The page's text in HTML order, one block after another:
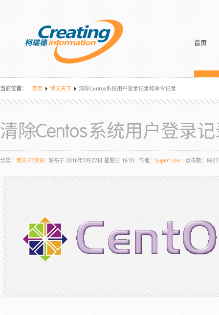
首页
当前位置： 首页 博文天下 清除Centos系统用户登录记录和命令记录
清除Centos系统用户登录
分类： 博文-IT资讯 发布于 2016年7月27日 星期三 16:31 作者： Super User 点击数：8627